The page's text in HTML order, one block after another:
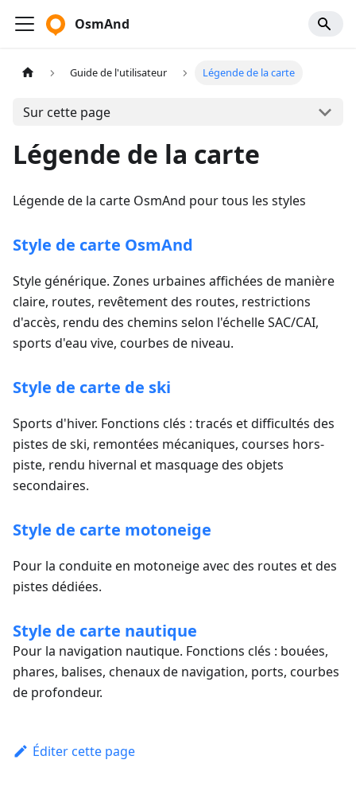
OsmAnd
Guide de l'utilisateur Légende de la carte
Sur cette page
Légende de la carte
Légende de la carte OsmAnd pour tous les styles
Style de carte OsmAnd
Style générique. Zones urbaines affichées de manière
claire, routes, revêtement des routes, restrictions
d'accès, rendu des chemins selon l'échelle SAC/CAI,
sports d'eau vive, courbes de niveau.
Style de carte de ski
Sports d'hiver. Fonctions clés : tracés et difficultés des
pistes de ski, remontées mécaniques, courses hors-
piste, rendu hivernal et masquage des objets
secondaires.
Style de carte motoneige
Pour la conduite en motoneige avec des routes et des
pistes dédiées.
Style de carte nautique
Pour la navigation nautique. Fonctions clés : bouées,
phares, balises, chenaux de navigation, ports, courbes
de profondeur.
Éditer cette page